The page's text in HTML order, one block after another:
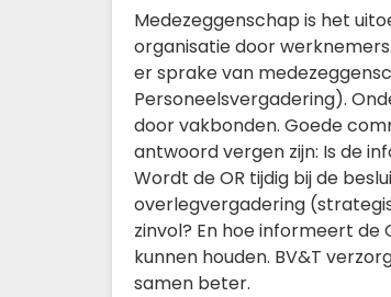
Medezeggenschap is het
organisatie door
er sprake van
Personeelsvergadering).
door vakbonden. Goede
antwoord vergen zijn: Is de
Wordt de OR tijdig bij de
overlegvergadering
zinvol? En hoe informeert
kunnen houden. BV&T
samen beter.